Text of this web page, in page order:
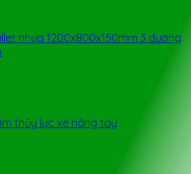
nhựa 1200x800x150mm 3 đường
thủy lực xe nâng tay